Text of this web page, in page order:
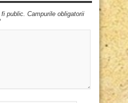
public. Campurile obligatorii